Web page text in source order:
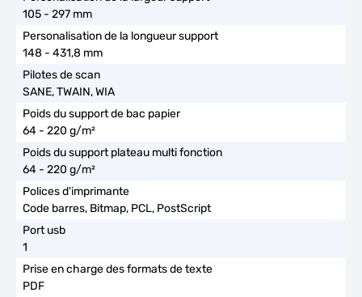
105 - 297 mm
148 - 431,8 mm
SANE, TWAIN, WIA
64 - 220 g/m²
64 - 220 g/m²
Code barres, Bitmap, PCL, PostScript
1
PDF